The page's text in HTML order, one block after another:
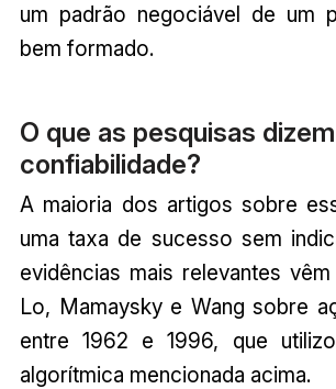
um padrão negociável de um
bem formado.
O que as pesquisas
confiabilidade?
A maioria dos artigos sobre
uma taxa de sucesso sem
evidências mais relevantes
Lo, Mamaysky e Wang sobre
entre 1962 e 1996, que
algorítmica mencionada acima.